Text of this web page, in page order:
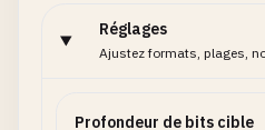
Réglages
Ajustez formats, plages,
Profondeur de bits cible